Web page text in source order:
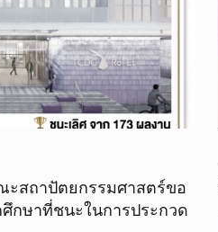
สถาปัตยกรรมศาสตร์ขอ
กษาที่ชนะในการประกวด